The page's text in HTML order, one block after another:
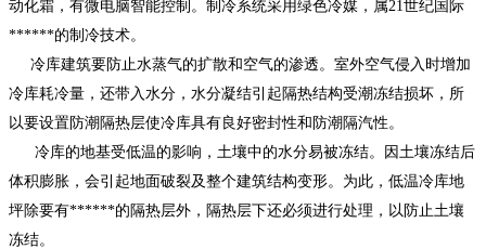
动化霜，有微电脑智能控制。制冷系统采用绿色冷媒，属21世纪国际
******的制冷技术。
冷库建筑要防止水蒸气的扩散和空气的渗透。室外空气侵入时增加
冷库耗冷量，还带入水分，水分凝结引起隔热结构受潮冻结损坏，所
以要设置防潮隔热层使冷库具有良好密封性和防潮隔汽性。
冷库的地基受低温的影响，土壤中的水分易被冻结。因土壤冻结后
体积膨胀，会引起地面破裂及整个建筑结构变形。为此，低温冷库地
坪除要有******的隔热层外，隔热层下还必须进行处理，以防止土壤
冻结。